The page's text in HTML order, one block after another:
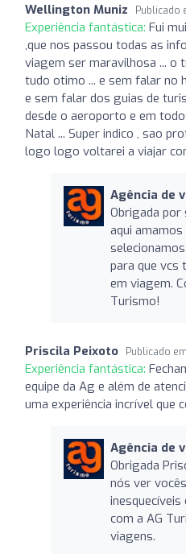
Wellington Muniz Publicado
Experiência fantástica: Fui
,que nos passou todas as
viagem ser maravilhosa ... o
tudo otimo ... e sem falar no
e sem falar dos guias de
desde o aeroporto e em
Natal ... Super indico , sao
logo logo voltarei a viajar
Agência de
Obrigada por
aqui amamos
para que vcs
em viagem.
Turismo!
Priscila Peixoto Publicado em
Experiência fantástica:
equipe da Ag e além de
uma experiência incrível que
Agência de
Obrigada
nós ver
com a AG
viagens.